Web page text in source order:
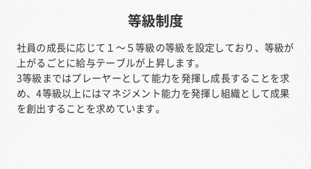
等級制度
社員の成長に応じて１～５等級の等級を設定しており、等級が
上がるごとに給与テーブルが上昇します。
3等級まではプレーヤーとして能力を発揮し成長することを求
め、4等級以上にはマネジメント能力を発揮し組織として成果
を創出することを求めています。